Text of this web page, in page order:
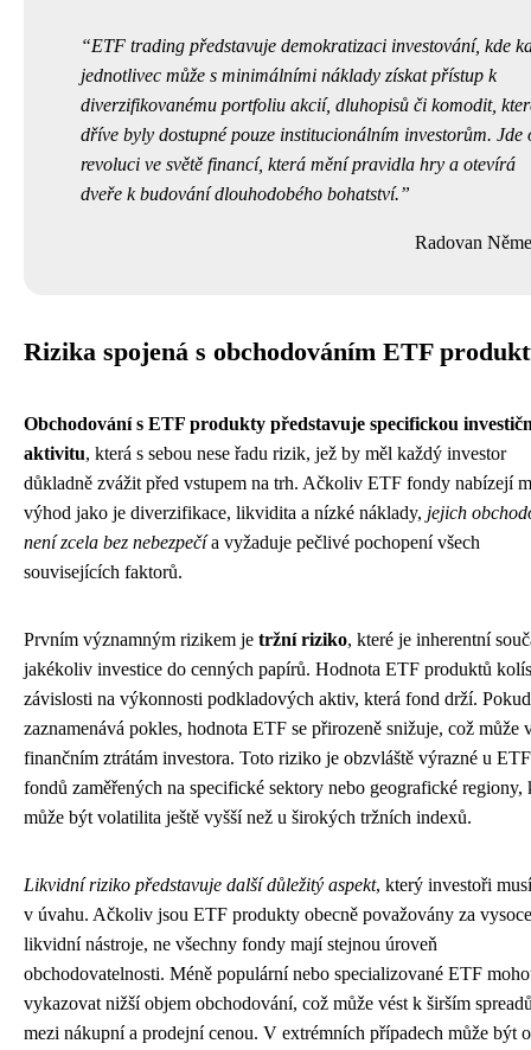
ETF trading představuje demokratizaci investování, kde
jednotlivec může s minimálními náklady získat přístup k
diverzifikovanému portfoliu akcií, dluhopisů či komodit,
dříve byly dostupné pouze institucionálním investorům. Jde
revoluci ve světě financí, která mění pravidla hry a otevírá
dveře k budování dlouhodobého bohatství.
Radovan
Rizika spojená s obchodováním ETF
Obchodování s ETF produkty představuje specifickou
aktivitu, která s sebou nese řadu rizik, jež by měl každý investor
důkladně zvážit před vstupem na trh. Ačkoliv ETF fondy nabízejí
výhod jako je diverzifikace, likvidita a nízké náklady, jejich
není zcela bez nebezpečía vyžaduje pečlivé pochopení všech
souvisejících faktorů.
Prvním významným rizikem je tržní riziko, které je inherentní
jakékoliv investice do cenných papírů. Hodnota ETF produktů
závislosti na výkonnosti podkladových aktiv, která fond drží.
zaznamenává pokles, hodnota ETF se přirozeně snižuje, což může
finančním ztrátám investora. Toto riziko je obzvláště výrazné u ETF
fondů zaměřených na specifické sektory nebo geografické regiony,
může být volatilita ještě vyšší než u širokých tržních indexů.
Likvidní riziko představuje další důležitý aspekt, který investoři
v úvahu. Ačkoliv jsou ETF produkty obecně považovány za vysoce
likvidní nástroje, ne všechny fondy mají stejnou úroveň
obchodovatelnosti. Méně populární nebo specializované ETF
vykazovat nižší objem obchodování, což může vést k širším
mezi nákupní a prodejní cenou. V extrémních případech může být